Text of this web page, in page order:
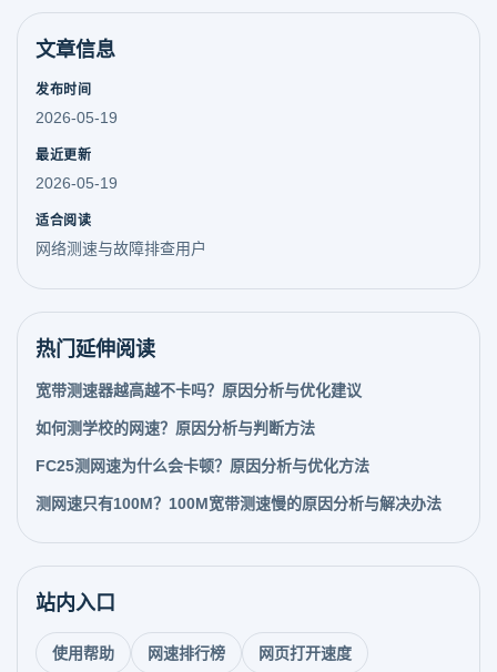
文章信息
发布时间
2026-05-19
最近更新
2026-05-19
适合阅读
网络测速与故障排查用户
热门延伸阅读
宽带测速器越高越不卡吗？原因分析与优化建议
如何测学校的网速？原因分析与判断方法
FC25测网速为什么会卡顿？原因分析与优化方法
测网速只有100M？100M宽带测速慢的原因分析与解决办法
站内入口
使用帮助 网速排行榜 网页打开速度